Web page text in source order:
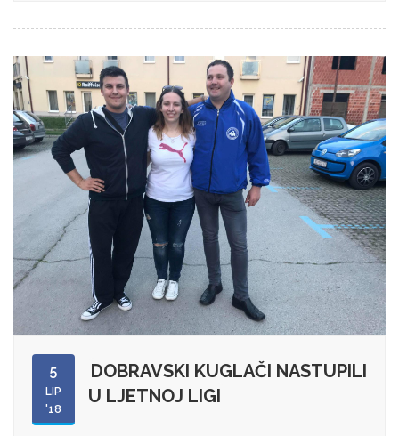
5
LIP
'18
DOBRAVSKI KUGLAČI NASTUPILI
U LJETNOJ LIGI